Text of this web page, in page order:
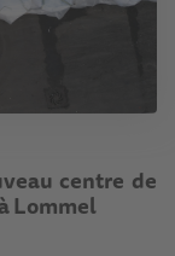
centre de
Lommel